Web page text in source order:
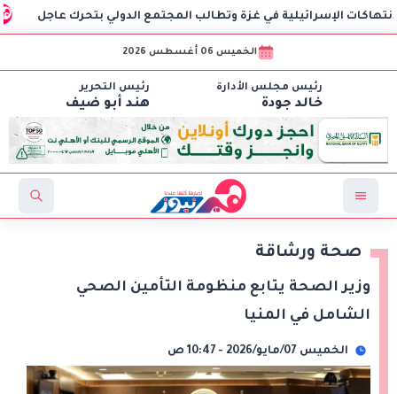
وزير
الخميس 06 أغسطس 2026
رئيس مجلس الأدارة
خالد جودة
رئيس التحرير
هند أبو ضيف
صحة ورشاقة
وزير الصحة يتابع منظومة التأمين الصحي
الشامل في المنيا
الخميس 07/مايو/2026 - 10:47 ص